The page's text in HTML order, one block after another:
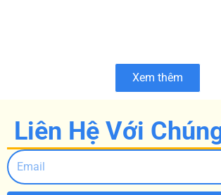
Xem thêm
Liên Hệ Với